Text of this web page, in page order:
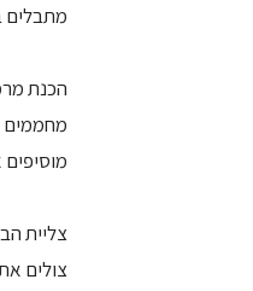
מתבלים במלח
הכנת
מחממים
צליית
צולים את הבשר